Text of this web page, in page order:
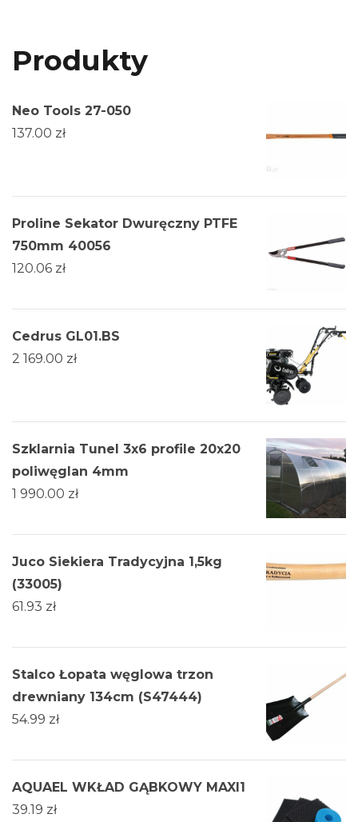
Produkty
Neo Tools 27-050
137.00 zł
Proline Sekator Dwuręczny PTFE
750mm 40056
120.06 zł
Cedrus GL01.BS
2 169.00 zł
Szklarnia Tunel 3x6 profile 20x20
poliwęglan 4mm
1 990.00 zł
Juco Siekiera Tradycyjna 1,5kg
(33005)
61.93 zł
Stalco Łopata węglowa trzon
drewniany 134cm (S47444)
54.99 zł
AQUAEL WKŁAD GĄBKOWY MAXI1
39.19 zł